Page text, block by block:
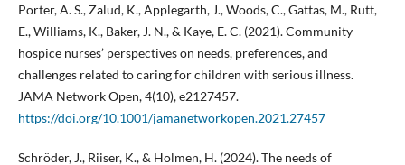
Porter, A. S., Zalud, K., Applegarth, J., Woods, C., Gattas, M., Rutt,
E., Williams, K., Baker, J. N., & Kaye, E. C. (2021). Community
hospice nurses’ perspectives on needs, preferences, and
challenges related to caring for children with serious illness.
JAMA Network Open, 4(10), e2127457.
https://doi.org/10.1001/jamanetworkopen.2021.27457
Schröder, J., Riiser, K., & Holmen, H. (2024). The needs of